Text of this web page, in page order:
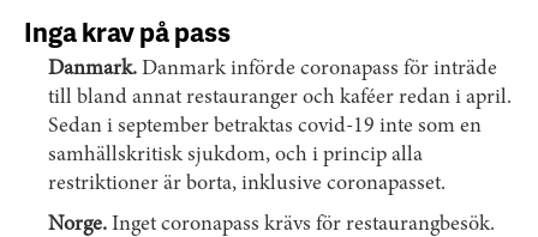
Inga krav på pass
Danmark. Danmark införde coronapass för inträde
till bland annat restauranger och kaféer redan i april.
Sedan i september betraktas covid-19 inte som en
samhällskritisk sjukdom, och i princip alla
restriktioner är borta, inklusive coronapasset.
Norge. Inget coronapass krävs för restaurangbesök.